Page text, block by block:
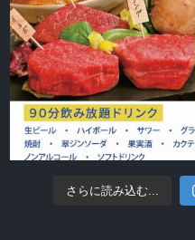
さらに読み込む...